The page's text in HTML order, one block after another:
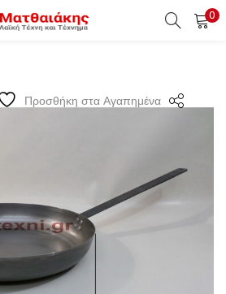
0
Προσθήκη στα Αγαπημένα
Είσοδος Πελατών